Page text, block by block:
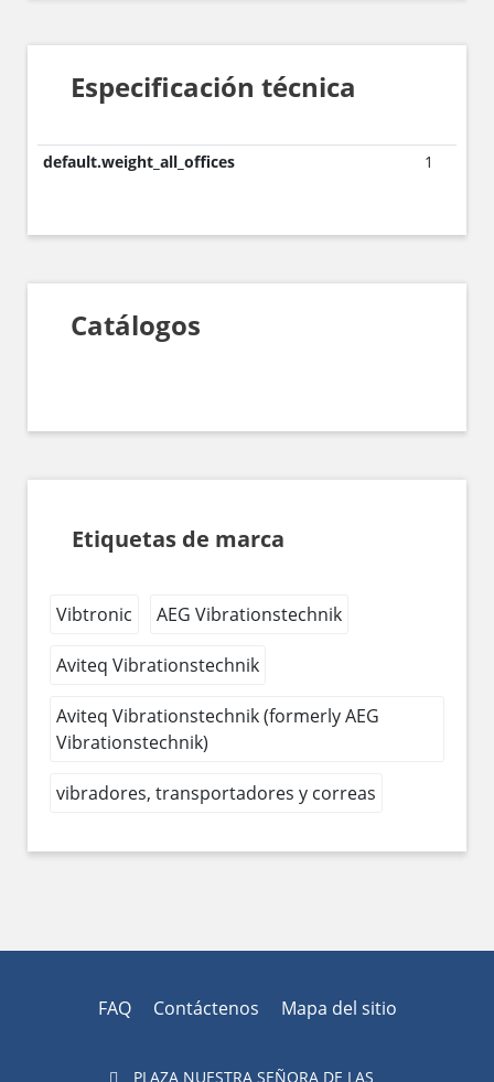
Especificación técnica
default.weight_all_offices 1
Catálogos
Etiquetas de marca
Vibtronic AEG Vibrationstechnik
Aviteq Vibrationstechnik
Aviteq Vibrationstechnik (formerly AEG
Vibrationstechnik)
vibradores, transportadores y correas
FAQ Contáctenos Mapa del sitio
PLAZA NUESTRA SEÑORA DE LAS